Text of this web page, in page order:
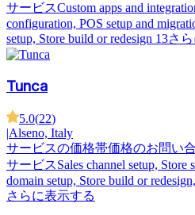
サービスCustom apps and
configuration, POS setup and
setup, Store build or redesign 13さ
Tunca
5.0(22)
|Alseno, Italy
サービスの価格帯価格のお問い
サービスSales channel setup,
domain setup, Store build or
さらに表示する